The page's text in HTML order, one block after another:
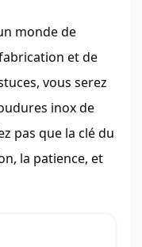
monde de
et de
vous serez
inox de
pas que la clé du
la patience, et